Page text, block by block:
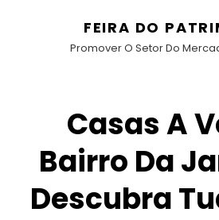
FEIRA DO
Promover O Setor Do
Casas A
Bairro Da
Descubra